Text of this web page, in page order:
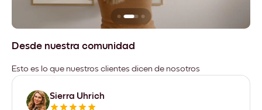
Desde nuestra comunidad
Esto es lo que nuestros clientes dicen de nosotros
Sierra Uhrich